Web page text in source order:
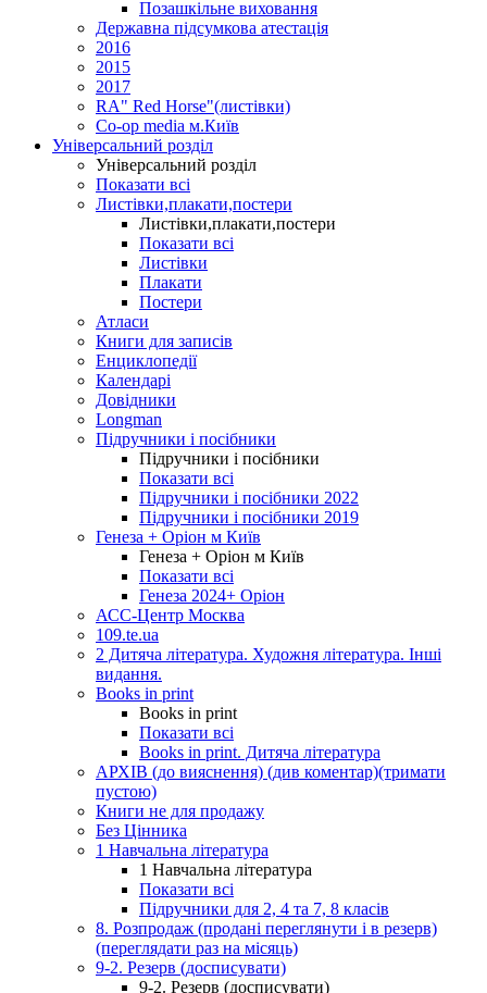
Позашкільне виховання
Державна підсумкова атестація
2016
2015
2017
RA" Red Horse"(листівки)
Co-op media м.Київ
Універсальний розділ
Універсальний розділ
Показати всі
Листівки,плакати,постери
Листівки,плакати,постери
Показати всі
Листівки
Плакати
Постери
Атласи
Книги для записів
Енциклопедії
Календарі
Довідники
Longman
Підручники і посібники
Підручники і посібники
Показати всі
Підручники і посібники 2022
Підручники і посібники 2019
Генеза + Оріон м Київ
Генеза + Оріон м Київ
Показати всі
Генеза 2024+ Оріон
АСС-Центр Москва
109.te.ua
2 Дитяча література. Художня література. Інші
видання.
Books in print
Books in print
Показати всі
Books in print. Дитяча література
АРХІВ (до вияснення) (див коментар)(тримати
пустою)
Книги не для продажу
Без Цінника
1 Навчальна література
1 Навчальна література
Показати всі
Підручники для 2, 4 та 7, 8 класів
8. Розпродаж (продані переглянути і в резерв)
(переглядати раз на місяць)
9-2. Резерв (досписувати)
9-2. Резерв (досписувати)